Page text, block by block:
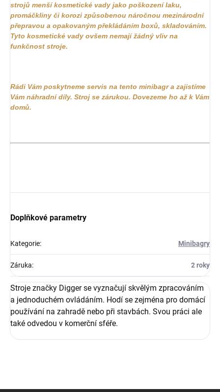
strojů menší kosmetické vady jako poškození laku,
promáčkliny či korozi způsobenou náročnou mezinárodní
přepravou a opakovaným překládáním boxů, skladováním.
Tyto kosmetické vady ovšem nemají žádný vliv na
funkčnost stroje.
Rádi Vám poskytneme servis na tento minibagr a zajistíme
Vám náhradní díly. Stroj se zárukou. Dovezeme ho až k Vám
domů.
Doplňkové parametry
Kategorie: Minibagry
Záruka: 2 roky
Stroje značky Digger se vyznačují skvělým zpracováním
a jednoduchém ovládáním. Hodí se zejména pro domácí
používání na zahradě nebo při stavbách. Svou práci ale
také odvedou v komerční sféře.